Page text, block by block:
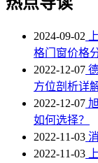
2024-09-02
格门窗价格
2022-12-07
方位剖析详
2022-12-07
如何选择？
2022-11-03
2022-11-03